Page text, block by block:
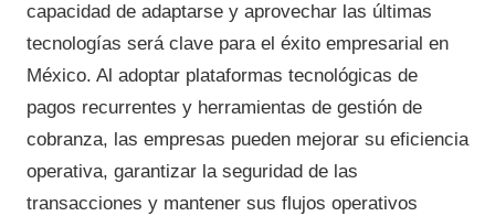
capacidad de adaptarse y aprovechar las últimas
tecnologías será clave para el éxito empresarial en
México. Al adoptar plataformas tecnológicas de
pagos recurrentes y herramientas de gestión de
cobranza, las empresas pueden mejorar su eficiencia
operativa, garantizar la seguridad de las
transacciones y mantener sus flujos operativos